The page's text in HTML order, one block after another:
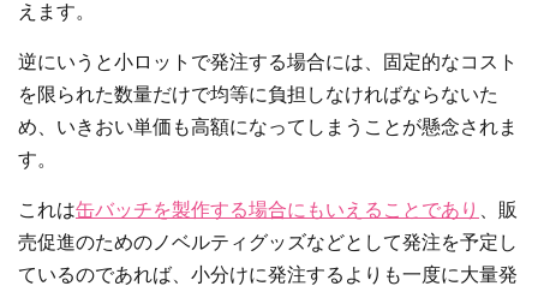
えます。
逆にいうと小ロットで発注する場合には、固定的なコスト
を限られた数量だけで均等に負担しなければならないた
め、いきおい単価も高額になってしまうことが懸念されま
す。
これは缶バッチを製作する場合にもいえることであり
、販
売促進のためのノベルティグッズなどとして発注を予定し
ているのであれば、小分けに発注するよりも一度に大量発